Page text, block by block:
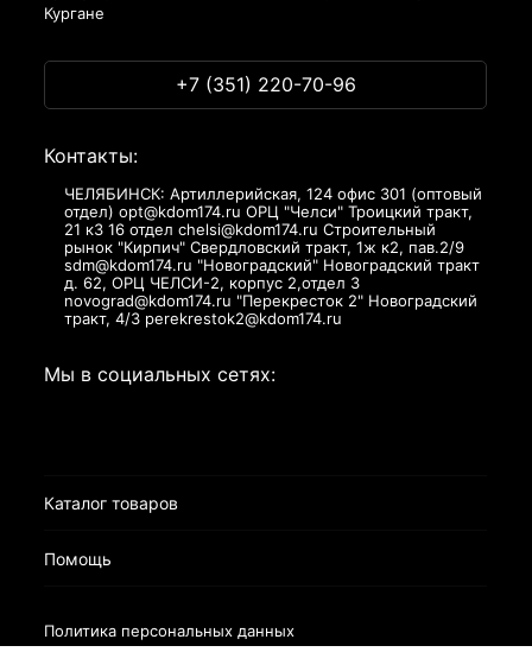
Кургане
+7 (351) 220-70-96
Контакты:
ЧЕЛЯБИНСК: Артиллерийская, 124 офис 301 (оптовый
отдел) opt@kdom174.ru ОРЦ "Челси" Троицкий тракт,
21 к3 16 отдел chelsi@kdom174.ru Строительный
рынок "Кирпич" Свердловский тракт, 1ж к2, пав.2/9
sdm@kdom174.ru "Новоградский" Новоградский тракт
д. 62, ОРЦ ЧЕЛСИ-2, корпус 2,отдел 3
novograd@kdom174.ru "Перекресток 2" Новоградский
тракт, 4/3 perekrestok2@kdom174.ru
Мы в социальных сетях:
Каталог товаров
Помощь
Политика персональных данных